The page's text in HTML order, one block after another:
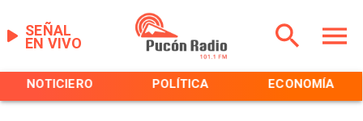
EN VIVO
SEÑAL
NOTICIERO POLÍTICA ECONOMÍA